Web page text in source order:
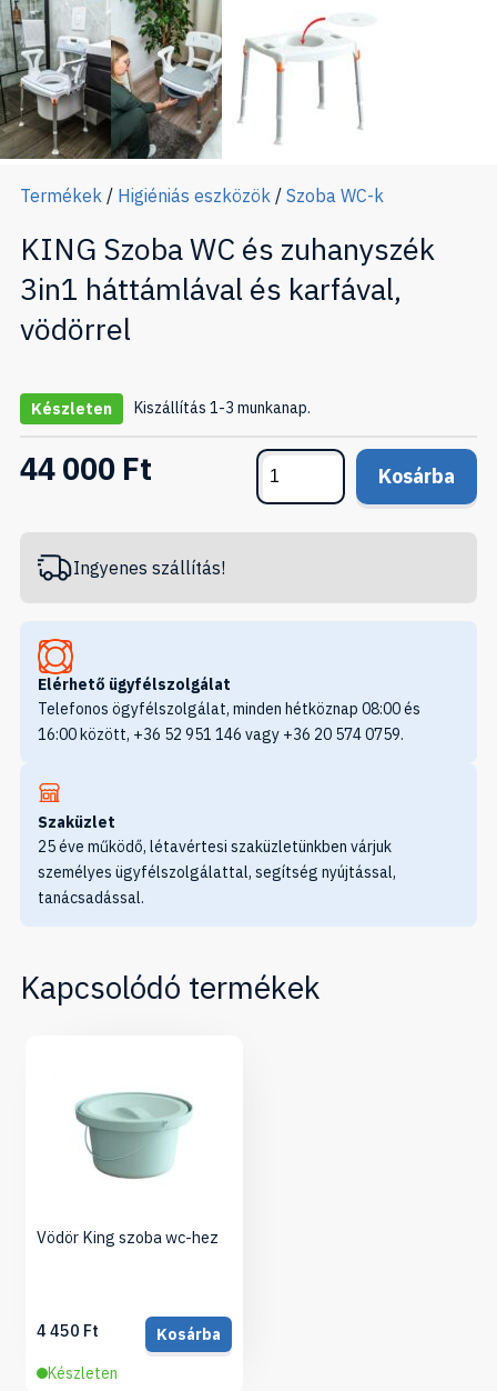
Termékek / Higiéniás eszközök / Szoba WC-k
KING Szoba WC és zuhanyszék
3in1 háttámlával és karfával,
vödörrel
Készleten Kiszállítás 1-3 munkanap.
44 000 Ft Kosárba
Ingyenes szállítás!
Elérhető ügyfélszolgálat
Telefonos ögyfélszolgálat, minden hétköznap 08:00 és
16:00 között, +36 52 951 146 vagy +36 20 574 0759.
Szaküzlet
25 éve működő, létavértesi szaküzletünkben várjuk
személyes ügyfélszolgálattal, segítség nyújtással,
tanácsadással.
Kapcsolódó termékek
Vödör King szoba wc-hez
4 450 Ft
Kosárba
Készleten